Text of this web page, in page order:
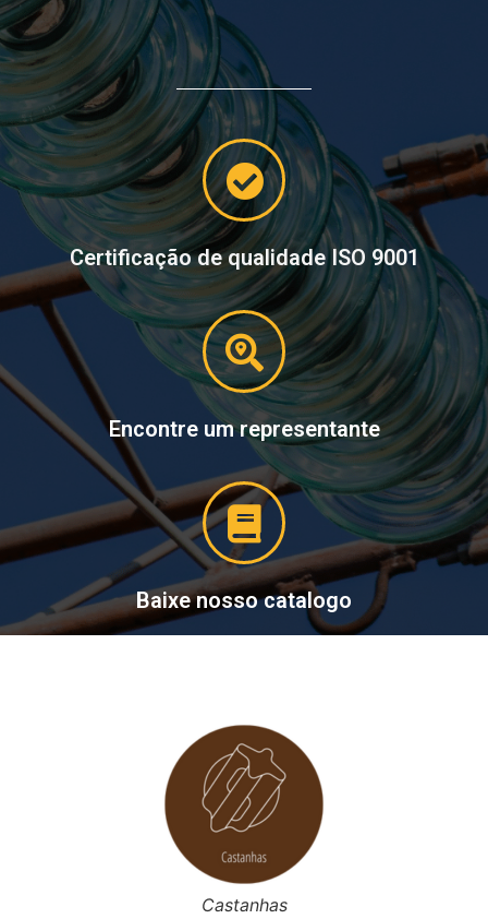
Certificação de qualidade ISO 9001
Encontre um representante
Baixe nosso catalogo
Castanhas